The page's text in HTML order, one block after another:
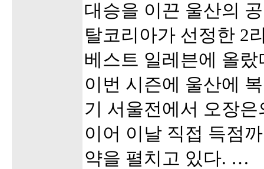
대승을 이끈 울산의
탈코리아가 선정한 2
베스트 일레븐에 올
이번 시즌에 울산에
기 서울전에서 오장
이어 이날 직접 득점
약을 펼치고 있다. …